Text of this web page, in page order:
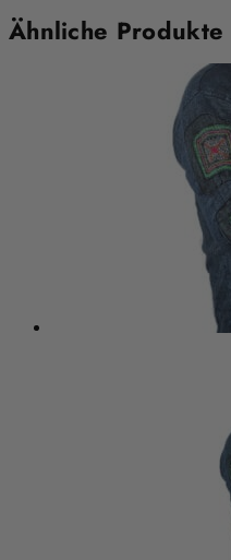
Ähnliche Produkte